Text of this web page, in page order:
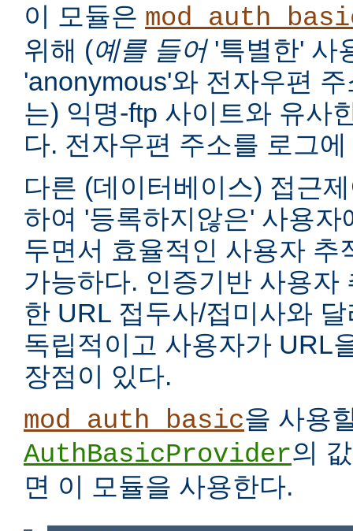
이 모듈은
위해 (예를 들어'특별한' 사
'anonymous'와 전자우편
는) 익명-ftp 사이트와 유사
다. 전자우편 주소를 로그
다른 (데이터베이스) 접근
하여 '등록하지않은' 사용
두면서 효율적인 사용자 추
가능하다. 인증기반 사용자
한 URL 접두사/접미사와
독립적이고 사용자가 URL
장점이 있다.
mod_auth_basic을 사용
AuthBasicProvider의
면 이 모듈을 사용한다.